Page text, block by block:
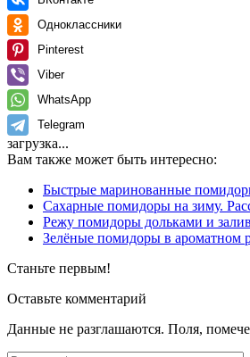
Одноклассники
Pinterest
Viber
WhatsApp
Telegram
загрузка...
Вам также может быть интересно:
Быстрые маринованные
Сахарные помидоры на зиму.
Режу помидоры дольками и
Зелёные помидоры в ароматном
Станьте первым!
Оставьте комментарий
Данные не разглашаются. Поля,